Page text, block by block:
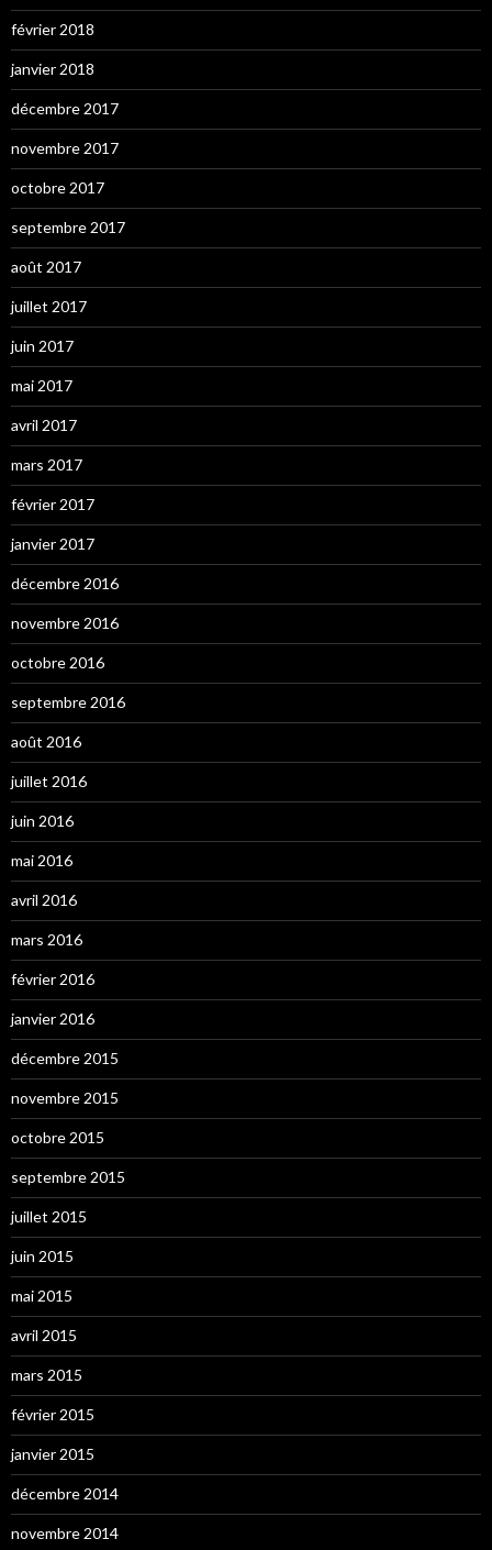
février 2018
janvier 2018
décembre 2017
novembre 2017
octobre 2017
septembre 2017
août 2017
juillet 2017
juin 2017
mai 2017
avril 2017
mars 2017
février 2017
janvier 2017
décembre 2016
novembre 2016
octobre 2016
septembre 2016
août 2016
juillet 2016
juin 2016
mai 2016
avril 2016
mars 2016
février 2016
janvier 2016
décembre 2015
novembre 2015
octobre 2015
septembre 2015
juillet 2015
juin 2015
mai 2015
avril 2015
mars 2015
février 2015
janvier 2015
décembre 2014
novembre 2014